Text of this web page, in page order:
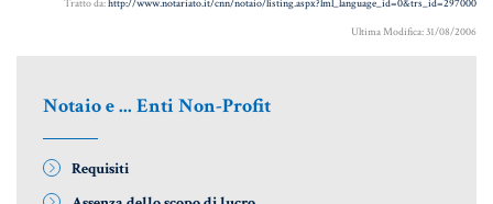
TRUST E AFFIDAMENTO FIDUCIARIO
TUTELA DEL PATRIMONIO
Tratto da:http://www.notariato.it/cnn/notaio/listing.aspx?lml_language_id=0&trs_id=297000
Ultima Modifica: 31/08/2006
Notaio e ... Enti Non-Profit
Requisiti